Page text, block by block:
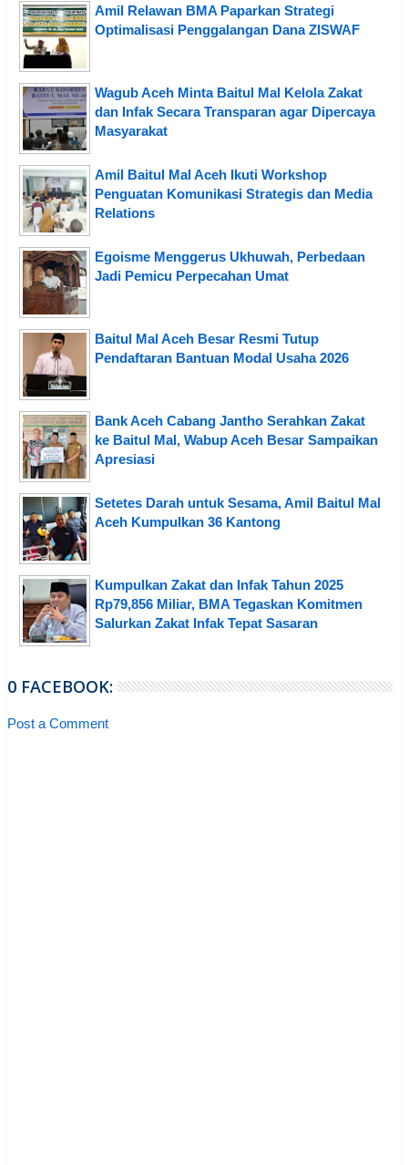
Amil Relawan BMA Paparkan Strategi
Optimalisasi Penggalangan Dana ZISWAF
Wagub Aceh Minta Baitul Mal Kelola Zakat
dan Infak Secara Transparan agar Dipercaya
Masyarakat
Amil Baitul Mal Aceh Ikuti Workshop
Penguatan Komunikasi Strategis dan Media
Relations
Egoisme Menggerus Ukhuwah, Perbedaan
Jadi Pemicu Perpecahan Umat
Baitul Mal Aceh Besar Resmi Tutup
Pendaftaran Bantuan Modal Usaha 2026
Bank Aceh Cabang Jantho Serahkan Zakat
ke Baitul Mal, Wabup Aceh Besar Sampaikan
Apresiasi
Setetes Darah untuk Sesama, Amil Baitul Mal
Aceh Kumpulkan 36 Kantong
Kumpulkan Zakat dan Infak Tahun 2025
Rp79,856 Miliar, BMA Tegaskan Komitmen
Salurkan Zakat Infak Tepat Sasaran
0 FACEBOOK:
Post a Comment